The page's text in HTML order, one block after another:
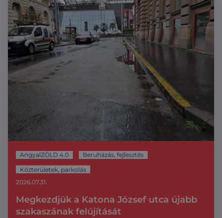
AngyalZÖLD 4.0
Beruházás, fejlesztés
Közterületek, parkolás
Megkezdjük a Katona József utca újabb
szakaszának felújítását
2026.07.31.